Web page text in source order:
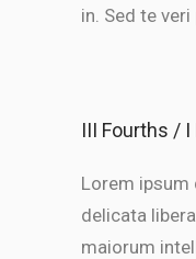
in. Sed te
III Fourths /
Lorem
delicata
maiorum